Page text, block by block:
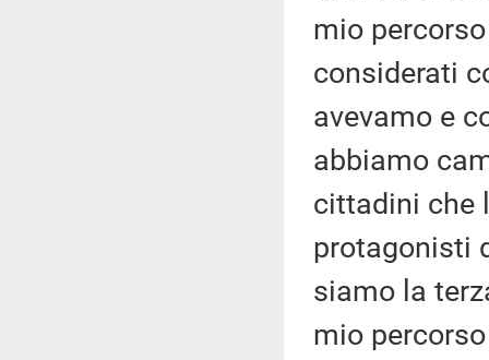
mio
considerati
avevamo e
abbiamo
cittadini che
protagonisti
siamo la
mio